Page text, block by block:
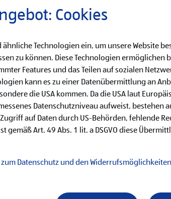
38,5
Bestandsmanagement und Präsentieren
Cookies
ähnliche Technologien ein, um unsere Website
zu können. Diese Technologien ermöglichen
Features und das Teilen auf sozialen
kann es zu einer Datenübermittlung an
die USA kommen. Da die USA laut
Datenschutzniveau aufweist, bestehen
auf Daten durch US-Behörden, fehlende
gemäß Art. 49 Abs. 1 lit. a DSGVO diese
Datenschutz und den Widerrufsmöglichkeiten